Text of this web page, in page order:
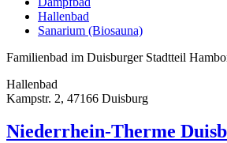
Hallenbad
Sanarium (Biosauna)
Familienbad im Duisburger Stadtteil
Hallenbad
Kampstr. 2, 47166 Duisburg
Niederrhein-Therme